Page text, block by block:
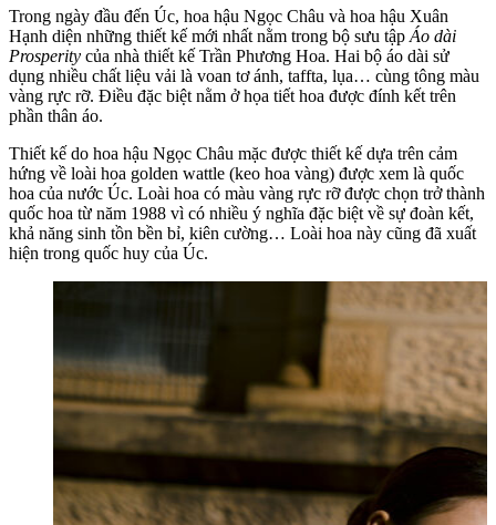
Trong ngày đầu đến Úc, hoa hậu Ngọc Châu và hoa hậu Xuân
Hạnh diện những thiết kế mới nhất nằm trong bộ sưu tập Áo dài
Prosperity của nhà thiết kế Trần Phương Hoa. Hai bộ áo dài sử
dụng nhiều chất liệu vải là voan tơ ánh, taffta, lụa… cùng tông màu
vàng rực rỡ. Điều đặc biệt nằm ở họa tiết hoa được đính kết trên
phần thân áo.
Thiết kế do hoa hậu Ngọc Châu mặc được thiết kế dựa trên cảm
hứng về loài hoa golden wattle (keo hoa vàng) được xem là quốc
hoa của nước Úc. Loài hoa có màu vàng rực rỡ được chọn trở thành
quốc hoa từ năm 1988 vì có nhiều ý nghĩa đặc biệt về sự đoàn kết,
khả năng sinh tồn bền bỉ, kiên cường… Loài hoa này cũng đã xuất
hiện trong quốc huy của Úc.